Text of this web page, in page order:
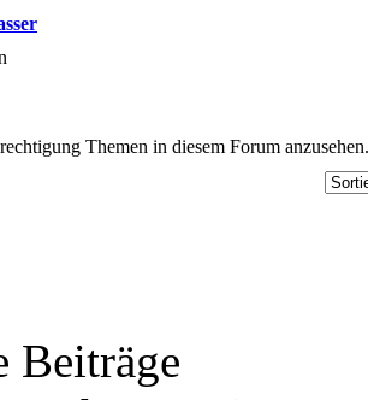
Themen in diesem Forum anzusehen.
Beiträge